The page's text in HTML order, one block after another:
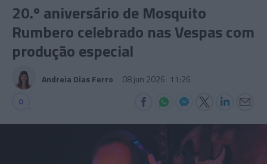
20.º aniversário de Mosquito
Rumbero celebrado nas Vespas com
produção especial
Andreia Dias Ferro 08 jun 2026 11:26
0